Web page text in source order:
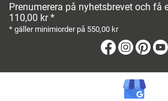
Prenumerera på nyhetsbrevet och få
110,00 kr *
* gäller minimiorder på 550,00 kr
Facebook